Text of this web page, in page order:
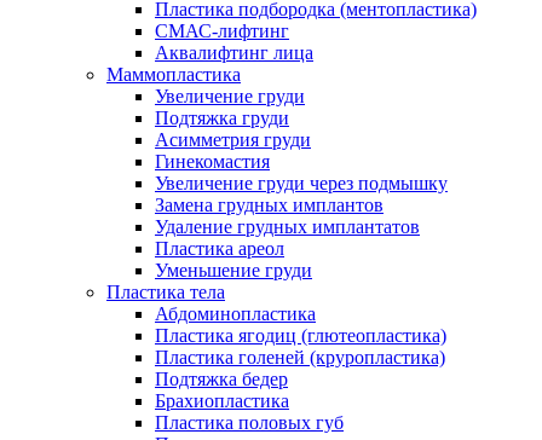
Пластика подбородка (ментопластика)
СМАС-лифтинг
Аквалифтинг лица
Маммопластика
Увеличение груди
Подтяжка груди
Асимметрия груди
Гинекомастия
Увеличение груди через подмышку
Замена грудных имплантов
Удаление грудных имплантатов
Пластика ареол
Уменьшение груди
Пластика тела
Абдоминопластика
Пластика ягодиц (глютеопластика)
Пластика голеней (круропластика)
Подтяжка бедер
Брахиопластика
Пластика половых губ